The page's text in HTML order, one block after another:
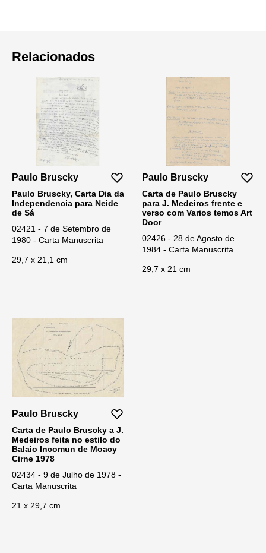
Relacionados
Paulo Bruscky
Paulo Bruscky, Carta Dia da
Independencia para Neide
de Sá
02421 - 7 de Setembro de
1980 - Carta Manuscrita
29,7 x 21,1 cm
Paulo Bruscky
Carta de Paulo Bruscky
para J. Medeiros frente e
verso com Varios temos Art
Door
02426 - 28 de Agosto de
1984 - Carta Manuscrita
29,7 x 21 cm
Paulo Bruscky
Carta de Paulo Bruscky a J.
Medeiros feita no estilo do
Balaio Incomun de Moacy
Cirne 1978
02434 - 9 de Julho de 1978 -
Carta Manuscrita
21 x 29,7 cm